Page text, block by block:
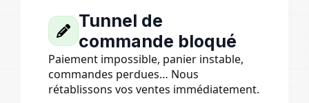
Tunnel de
commande bloqué
Paiement impossible, panier instable,
commandes perdues… Nous
rétablissons vos ventes immédiatement.